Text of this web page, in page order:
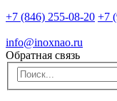
+7 (846) 255-08-20 +7
info@inoxnao.ru
Обратная связь